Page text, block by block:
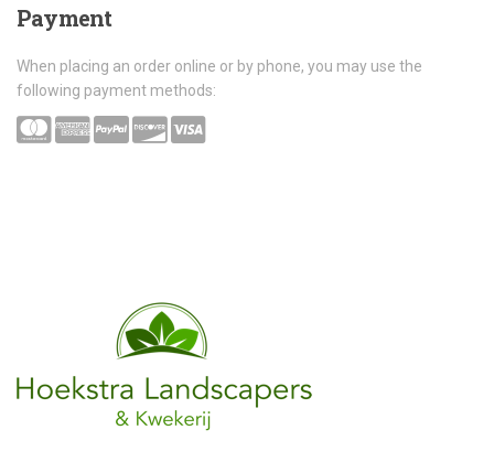
Payment
When placing an order online or by phone, you may use the
following payment methods: